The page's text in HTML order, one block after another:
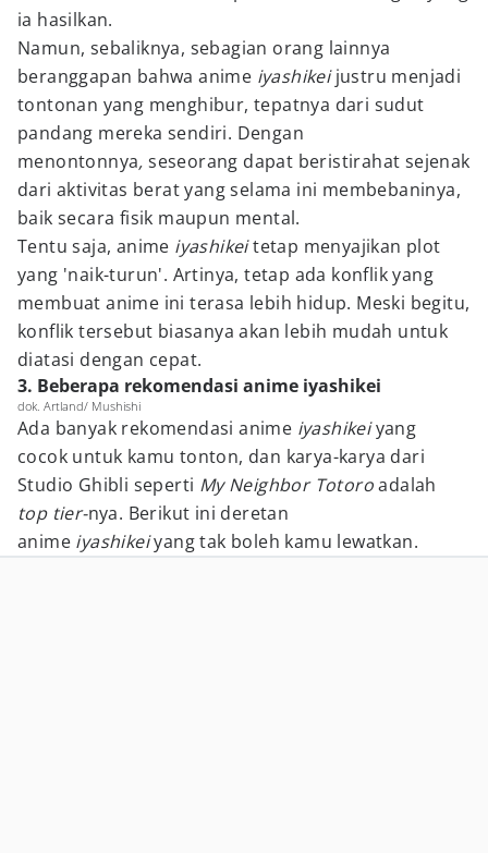
ia hasilkan.
Namun, sebaliknya, sebagian orang lainnya
beranggapan bahwa anime iyashikeijustru menjadi
tontonan yang menghibur, tepatnya dari sudut
pandang mereka sendiri. Dengan
menontonnya,seseorang dapat beristirahat sejenak
dari aktivitas berat yang selama ini membebaninya,
baik secara fisik maupun mental.
Tentu saja, anime iyashikeitetap menyajikan plot
yang 'naik-turun'. Artinya, tetap ada konflik yang
membuat anime ini terasa lebih hidup. Meski begitu,
konflik tersebut biasanya akan lebih mudah untuk
diatasi dengan cepat.
3. Beberapa rekomendasi anime iyashikei
dok. Artland/ Mushishi
Ada banyak rekomendasi anime iyashikeiyang
cocok untuk kamu tonton, dan karya-karya dari
Studio Ghibli seperti My Neighbor Totoroadalah
top tier-nya. Berikut ini deretan
anime iyashikeiyang tak boleh kamu lewatkan.